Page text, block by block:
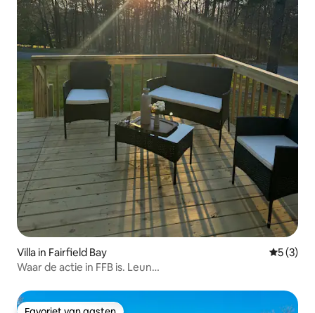
Villa in Fairfield Bay
5 (3)
Waar de actie in FFB is. Leun